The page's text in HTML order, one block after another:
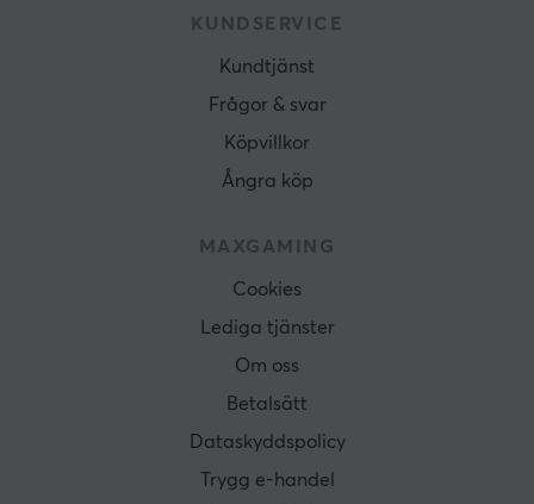
KUNDSERVICE
Kundtjänst
Frågor & svar
Köpvillkor
Ångra köp
MAXGAMING
Cookies
Lediga tjänster
Om oss
Betalsätt
Dataskyddspolicy
Trygg e-handel